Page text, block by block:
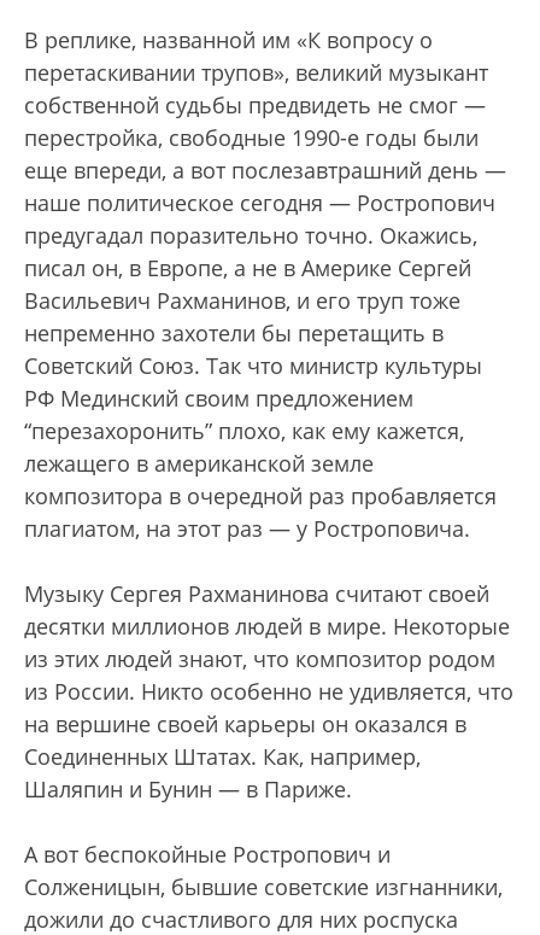
В реплике, названной им «К вопросу о
перетаскивании трупов», великий музыкант
собственной судьбы предвидеть не смог —
перестройка, свободные 1990-е годы были
еще впереди, а вот послезавтрашний день —
наше политическое сегодня — Ростропович
предугадал поразительно точно. Окажись,
писал он, в Европе, а не в Америке Сергей
Васильевич Рахманинов, и его труп тоже
непременно захотели бы перетащить в
Советский Союз. Так что министр культуры
РФ Мединский своим предложением
“перезахоронить” плохо, как ему кажется,
лежащего в американской земле
композитора в очередной раз пробавляется
плагиатом, на этот раз — у Ростроповича.
Музыку Сергея Рахманинова считают своей
десятки миллионов людей в мире. Некоторые
из этих людей знают, что композитор родом
из России. Никто особенно не удивляется, что
на вершине своей карьеры он оказался в
Соединенных Штатах. Как, например,
Шаляпин и Бунин — в Париже.
А вот беспокойные Ростропович и
Солженицын, бывшие советские изгнанники,
дожили до счастливого для них роспуска